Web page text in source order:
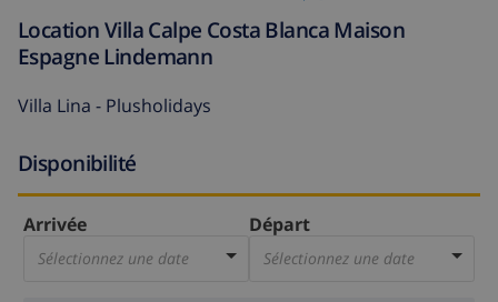
Location Villa Calpe Costa Blanca Maison
Espagne Lindemann
Villa Lina - Plusholidays
Disponibilité
Arrivée
Sélectionnez une date
Départ
Sélectionnez une date